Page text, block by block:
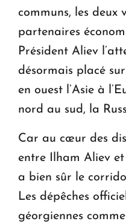
communs, les deux
partenaires
Président Aliev
désormais placé
en ouest l’Asie à
nord au sud, la
Car au cœur des
entre Ilham Aliev
a bien sûr le
Les dépêches
géorgiennes